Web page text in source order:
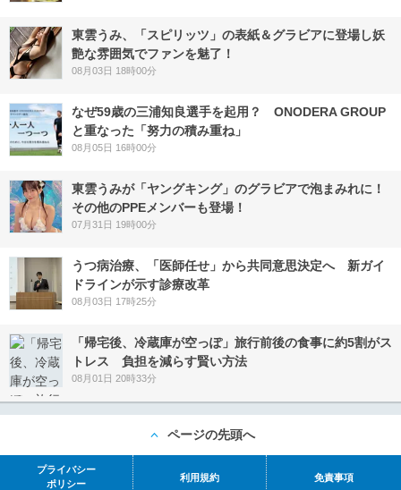
東雲うみ、「スピリッツ」の表紙＆グラビアに登場し妖
艶な雰囲気でファンを魅了！
08月03日 18時00分
なぜ59歳の三浦知良選手を起用？ ONODERA GROUP
と重なった「努力の積み重ね」
08月05日 16時00分
東雲うみが「ヤングキング」のグラビアで泡まみれに！
その他のPPEメンバーも登場！
07月31日 19時00分
うつ病治療、「医師任せ」から共同意思決定へ 新ガイ
ドラインが示す診療改革
08月03日 17時25分
「帰宅後、冷蔵庫が空っぽ」旅行前後の食事に約5割がス
トレス 負担を減らす賢い方法
08月01日 20時33分
ページの先頭へ
プライバシー
ポリシー
利用規約 免責事項